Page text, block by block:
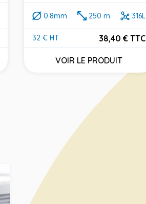
0.8mm 250 m 316L
32 € HT
Prix
38,40 € TTC
VOIR LE PRODUIT